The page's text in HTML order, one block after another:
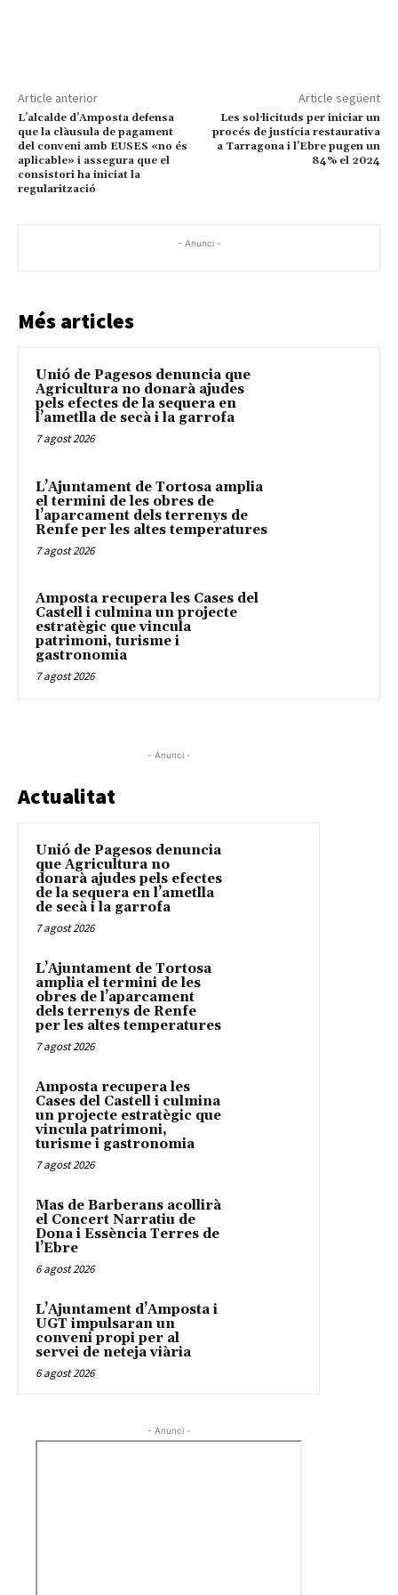
Article anterior
L’alcalde d’Amposta defensa
que la clàusula de pagament
del conveni amb EUSES «no és
aplicable» i assegura que el
consistori ha iniciat la
regularització
Article següent
Les sol·licituds per iniciar un
procés de justícia restaurativa
a Tarragona i l’Ebre pugen un
84% el 2024
- Anunci -
Més articles
Unió de Pagesos denuncia que
Agricultura no donarà ajudes
pels efectes de la sequera en
l’ametlla de secà i la garrofa
7 agost 2026
L’Ajuntament de Tortosa amplia
el termini de les obres de
l’aparcament dels terrenys de
Renfe per les altes temperatures
7 agost 2026
Amposta recupera les Cases del
Castell i culmina un projecte
estratègic que vincula
patrimoni, turisme i
gastronomia
7 agost 2026
- Anunci -
Actualitat
Unió de Pagesos denuncia
que Agricultura no
donarà ajudes pels efectes
de la sequera en l’ametlla
de secà i la garrofa
7 agost 2026
L’Ajuntament de Tortosa
amplia el termini de les
obres de l’aparcament
dels terrenys de Renfe
per les altes temperatures
7 agost 2026
Amposta recupera les
Cases del Castell i culmina
un projecte estratègic que
vincula patrimoni,
turisme i gastronomia
7 agost 2026
Mas de Barberans acollirà
el Concert Narratiu de
Dona i Essència Terres de
l’Ebre
6 agost 2026
L’Ajuntament d’Amposta i
UGT impulsaran un
conveni propi per al
servei de neteja viària
6 agost 2026
- Anunci -